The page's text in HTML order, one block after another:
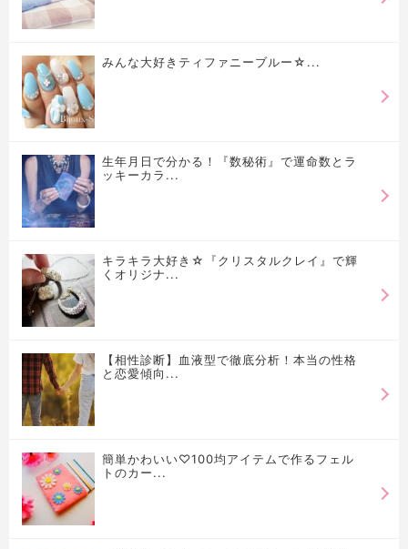
みんな大好きティファニーブルー☆...
生年月日で分かる！『数秘術』で運命数とラ
ッキーカラ...
キラキラ大好き☆『クリスタルクレイ』で輝
くオリジナ...
【相性診断】血液型で徹底分析！本当の性格
と恋愛傾向...
簡単かわいい♡100均アイテムで作るフェル
トのカー...